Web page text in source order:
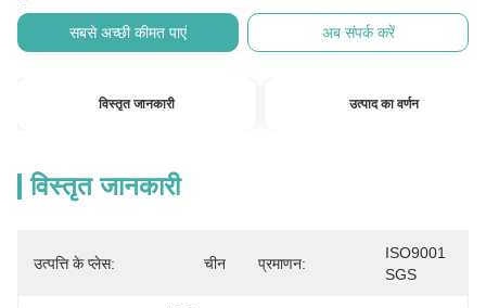
सबसे अच्छी कीमत पाएं अब संपर्क करें
विस्तृत जानकारी उत्पाद का वर्णन
विस्तृत जानकारी
उत्पत्ति के प्लेस: चीन प्रमाणन:
ISO9001
SGS